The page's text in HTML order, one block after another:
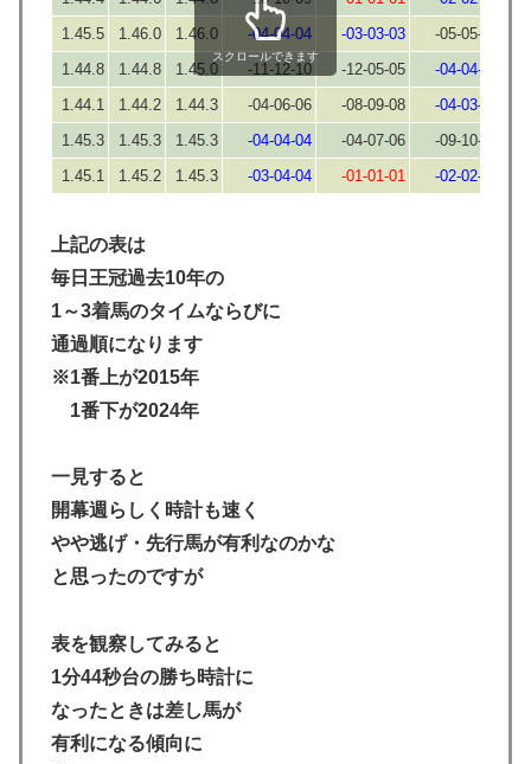
1.45.5
1.46.0 1.46.0 -04-04-04 -03-03-03
-05-05-05
1.44.8
1.44.8 1.45.0 -11-12-10 -12-05-05
-04-04-04
1.44.1
1.44.2 1.44.3 -04-06-06 -08-09-08
-04-03-03
1.45.3
1.45.3 1.45.3 -04-04-04 -04-07-06
-09-10-10
1.45.1
1.45.2 1.45.3 -03-04-04 -01-01-01 -02-02-02
スクロールできます
上記の表は
毎日王冠過去10年の
1～3着馬のタイムならびに
通過順になります
※1番上が2015年
1番下が2024年
一見すると
開幕週らしく時計も速く
やや逃げ・先行馬が有利なのかな
と思ったのですが
表を観察してみると
1分44秒台の勝ち時計に
なったときは差し馬が
有利になる傾向に